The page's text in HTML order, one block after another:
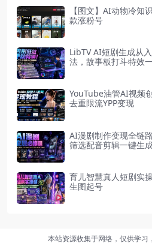
【图文】AI动物冷知
款涨粉号
LibTV AI短剧生成从
法，故事板打斗特效
YouTube油管AI视频
去重限流YPP变现
AI漫剧制作变现全链
筛选配音剪辑一键生
育儿智慧真人短剧实
生图起号
本站资源收集于网络，仅供学习